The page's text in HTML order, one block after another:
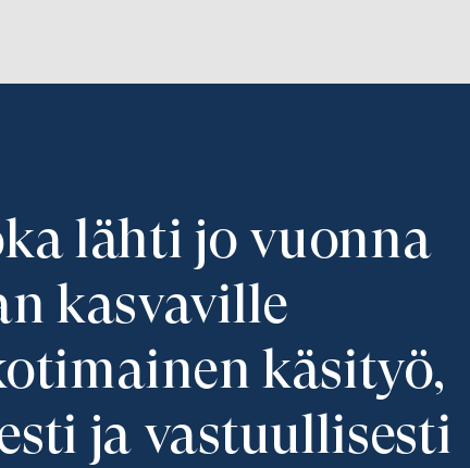
lähti jo vuonna
kasvaville
käsityö,
ja vastuullisesti